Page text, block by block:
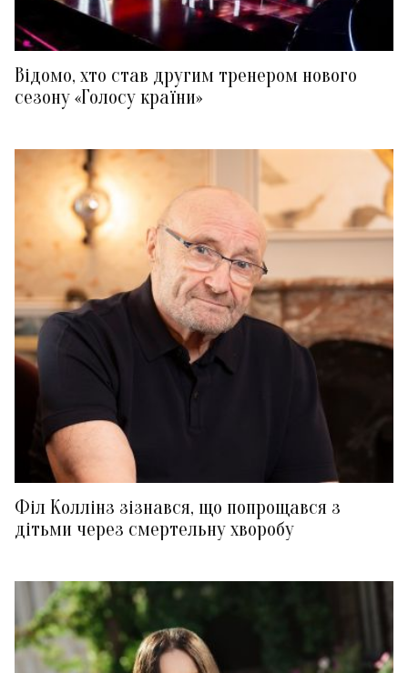
Відомо, хто став другим тренером нового
сезону «Голосу країни»
Філ Коллінз зізнався, що попрощався з
дітьми через смертельну хворобу